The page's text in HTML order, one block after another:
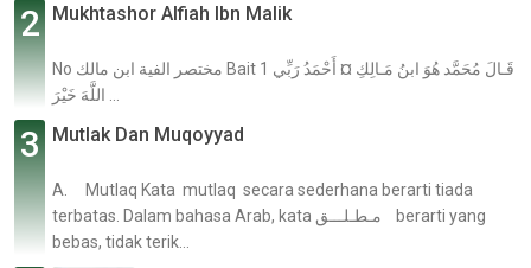
Mukhtashor Alfiah Ibn Malik
No مختصر الفية ابن مالك Bait 1 قَـالَ مُحَمَّد هُوَ ابنُ مَـالِكِ ¤ أَحْمَدُ رَبِّي
Mutlak Dan Muqoyyad
A. Mutlaq Kata mutlaq secara sederhana berarti tiada
terbatas. Dalam bahasa Arab, kata مـطـلـــق berarti yang
bebas, tidak terik...